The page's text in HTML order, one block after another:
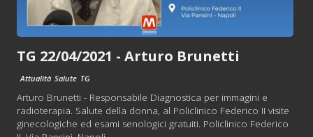
TG 22/04/2021 - Arturo Brunetti
Attualità Salute TG
Arturo Brunetti - Responsabile Diagnostica per immagini e
radioterapia. Salute della donna, al Policlinico Federico II visite
ginecologiche ed esami senologici gratuiti. Policlinico Federico